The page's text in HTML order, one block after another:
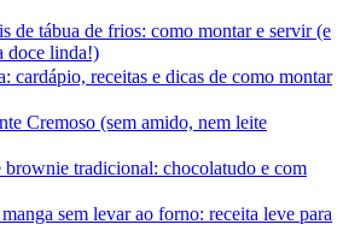
de tábua de frios: como montar e servir (e
doce linda!)
cardápio, receitas e dicas de como montar
Cremoso (sem amido, nem leite
brownie tradicional: chocolatudo e com
sem levar ao forno: receita leve para